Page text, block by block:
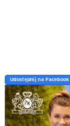
Udostępnij na Facebook